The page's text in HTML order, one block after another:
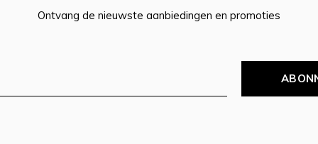
Ontvang de nieuwste aanbiedingen en promoties